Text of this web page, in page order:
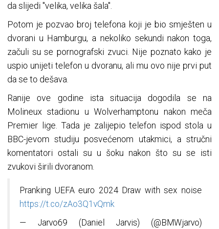
da slijedi "velika, velika šala".
Potom je pozvao broj telefona koji je bio smješten u
dvorani u Hamburgu, a nekoliko sekundi nakon toga,
začuli su se pornografski zvuci. Nije poznato kako je
uspio unijeti telefon u dvoranu, ali mu ovo nije prvi put
da se to dešava.
Ranije ove godine ista situacija dogodila se na
Molineux stadionu u Wolverhamptonu nakon meča
Premier lige. Tada je zalijepio telefon ispod stola u
BBC-jevom studiju posvećenom utakmici, a stručni
komentatori ostali su u šoku nakon što su se isti
zvukovi širili dvoranom.
Pranking UEFA euro 2024 Draw with sex noise
https://t.co/zAo3Q1vQmk
— Jarvo69 (Daniel Jarvis) (@BMWjarvo)